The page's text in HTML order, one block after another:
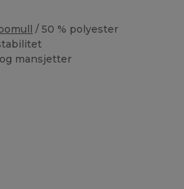
/ 50 % polyester
mansjetter